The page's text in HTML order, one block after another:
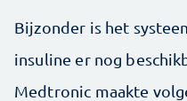
Bijzonder is het
insuline er nog
Medtronic maakte